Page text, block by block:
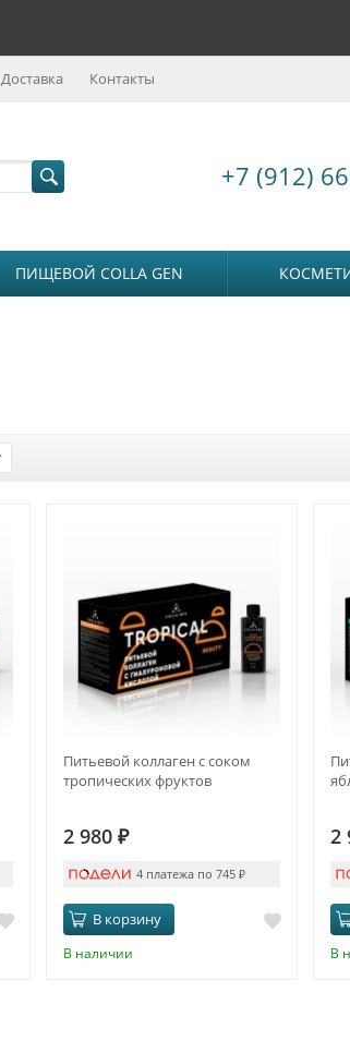
Доставка Контакты
+7 (912)
ПИЩЕВОЙ COLLA GEN
Питьевой коллаген с соком
тропических фруктов
2 980 ₽
4 платежа по 745₽
В корзину
В наличии
2
В